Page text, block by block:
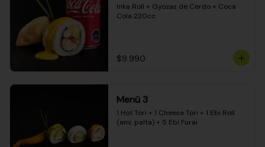
Inka Roll + Gyozas de Cerdo + Coca
Cola 220cc
$9.990
Menú 3
1 Hot Tori + 1 Cheese Tori + 1 Ebi Roll
(env. palta) + 5 Ebi Furai